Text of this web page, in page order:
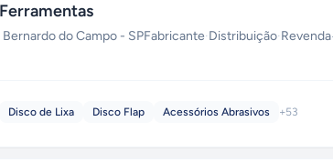
Bernardo do Campo - SPFabricante·Distribuição·Revenda
Disco de Lixa Disco Flap Acessórios Abrasivos +53